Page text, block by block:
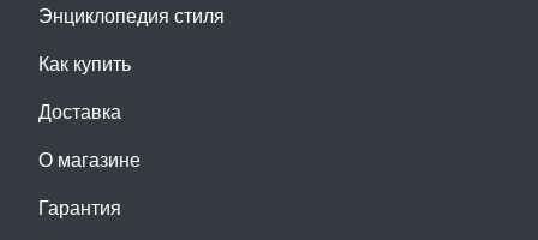
Энциклопедия стиля
Как купить
Доставка
О магазине
Гарантия